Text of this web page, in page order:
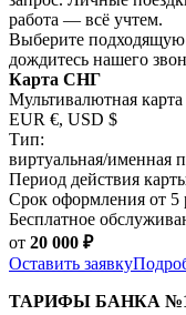
работа — всё учтем.
Выберите подходящую
дождитесь нашего
Карта СНГ
Мультивалютная
EUR €, USD $
Тип:
виртуальная/именная
Период действия
Срок оформления от 5
Бесплатное
от 20 000 ₽
Оставить заявку
ТАРИФЫ БАНКА